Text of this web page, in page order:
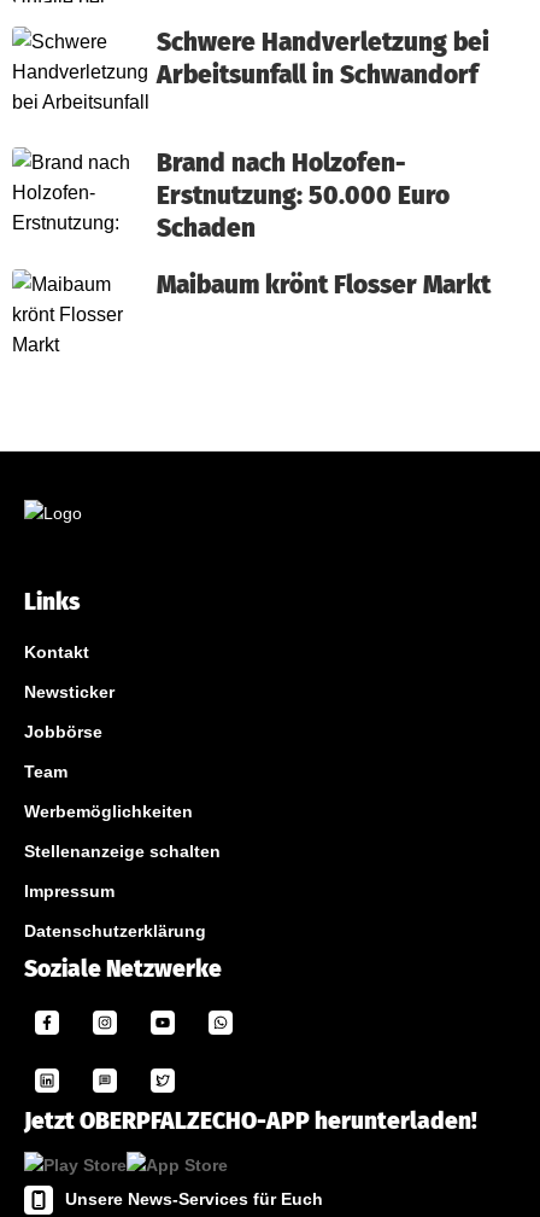
Schwere Handverletzung bei
Arbeitsunfall in Schwandorf
Brand nach Holzofen-
Erstnutzung: 50.000 Euro
Schaden
Maibaum krönt Flosser Markt
Links
Kontakt
Newsticker
Jobbörse
Team
Werbemöglichkeiten
Stellenanzeige schalten
Impressum
Datenschutzerklärung
Soziale Netzwerke
Jetzt OBERPFALZECHO-APP herunterladen!
Unsere News-Services für Euch